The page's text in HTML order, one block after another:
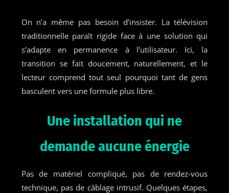
On n’a même pas besoin d’insister. La télévision
traditionnelle paraît rigide face à une solution qui
s’adapte en permanence à l’utilisateur. Ici, la
transition se fait doucement, naturellement, et le
lecteur comprend tout seul pourquoi tant de gens
basculent vers une formule plus libre.
Une installation qui ne
demande aucune énergie
Pas de matériel compliqué, pas de rendez-vous
technique, pas de câblage intrusif. Quelques étapes,